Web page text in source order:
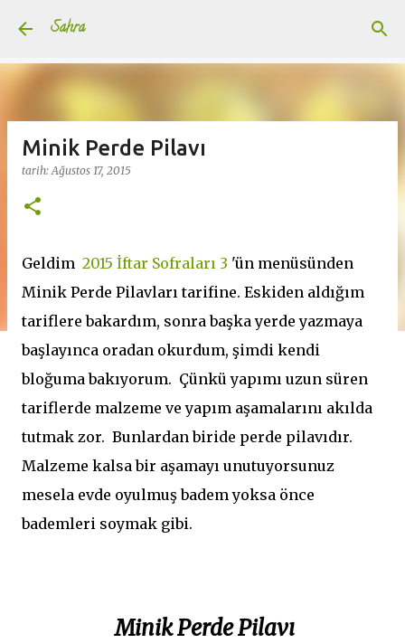
Sahra
Minik Perde Pilavı
tarih:Ağustos 17, 2015
Geldim 2015 İftar Sofraları 3 'ün menüsünden
Minik Perde Pilavları tarifine. Eskiden aldığım
tariflere bakardım, sonra başka yerde yazmaya
başlayınca oradan okurdum, şimdi kendi
bloğuma bakıyorum. Çünkü yapımı uzun süren
tariflerde malzeme ve yapım aşamalarını akılda
tutmak zor. Bunlardan biride perde pilavıdır.
Malzeme kalsa bir aşamayı unutuyorsunuz
mesela evde oyulmuş badem yoksa önce
bademleri soymak gibi.
Minik Perde Pilavı